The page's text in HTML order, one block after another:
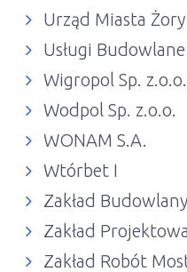
Urząd Miasta Żory
Usługi
Wigropol Sp. z.o.o.
Wodpol Sp. z.o.o.
WONAM S.A.
Wtórbet I
Zakład
Zakład
Zakład Robót